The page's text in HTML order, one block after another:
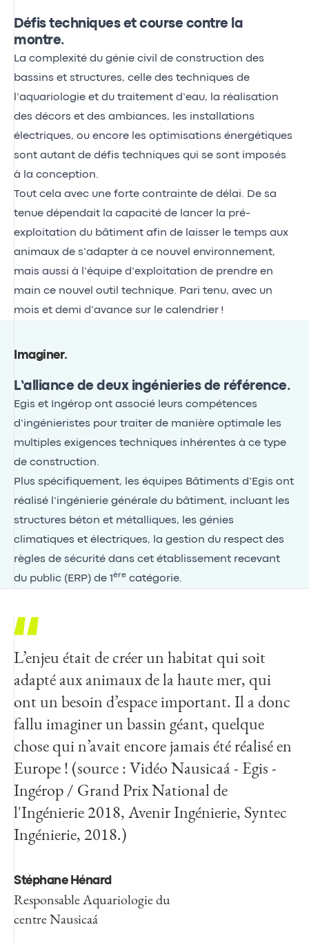
Défis techniques et course contre la
montre.
La complexité du génie civil de construction des
bassins et structures, celle des techniques de
l’aquariologie et du traitement d’eau, la réalisation
des décors et des ambiances, les installations
électriques, ou encore les optimisations énergétiques
sont autant de défis techniques qui se sont imposés
à la conception.
Tout cela avec une forte contrainte de délai. De sa
tenue dépendait la capacité de lancer la pré-
exploitation du bâtiment afin de laisser le temps aux
animaux de s’adapter à ce nouvel environnement,
mais aussi à l’équipe d’exploitation de prendre en
main ce nouvel outil technique. Pari tenu, avec un
mois et demi d’avance sur le calendrier !
Imaginer.
L’alliance de deux ingénieries de référence.
Egis et Ingérop ont associé leurs compétences
d’ingénieristes pour traiter de manière optimale les
multiples exigences techniques inhérentes à ce type
de construction.
Plus spécifiquement, les équipes Bâtiments d’Egis ont
réalisé l’ingénierie générale du bâtiment, incluant les
structures béton et métalliques, les génies
climatiques et électriques, la gestion du respect des
règles de sécurité dans cet établissement recevant
du public (ERP) de 1 ère catégorie.
L’enjeu était de créer un habitat qui soit
adapté aux animaux de la haute mer, qui
ont un besoin d’espace important. Il a donc
fallu imaginer un bassin géant, quelque
chose qui n’avait encore jamais été réalisé en
Europe ! (source : Vidéo Nausicaá - Egis -
Ingérop / Grand Prix National de
l'Ingénierie 2018, Avenir Ingénierie, Syntec
Ingénierie, 2018.)
Stéphane Hénard
Responsable Aquariologie du
centre Nausicaá